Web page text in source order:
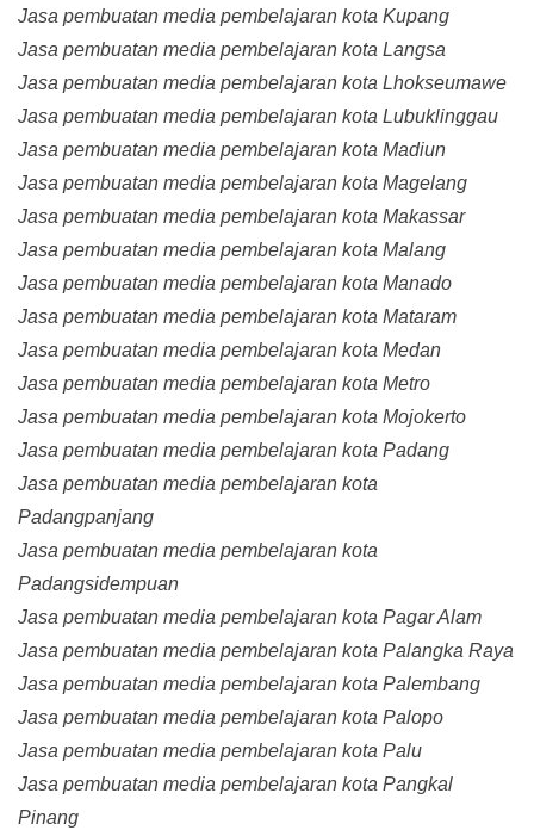
Jasa pembuatan media pembelajaran kota Kupang
Jasa pembuatan media pembelajaran kota Langsa
Jasa pembuatan media pembelajaran kota Lhokseumawe
Jasa pembuatan media pembelajaran kota Lubuklinggau
Jasa pembuatan media pembelajaran kota Madiun
Jasa pembuatan media pembelajaran kota Magelang
Jasa pembuatan media pembelajaran kota Makassar
Jasa pembuatan media pembelajaran kota Malang
Jasa pembuatan media pembelajaran kota Manado
Jasa pembuatan media pembelajaran kota Mataram
Jasa pembuatan media pembelajaran kota Medan
Jasa pembuatan media pembelajaran kota Metro
Jasa pembuatan media pembelajaran kota Mojokerto
Jasa pembuatan media pembelajaran kota Padang
Jasa pembuatan media pembelajaran kota
Padangpanjang
Jasa pembuatan media pembelajaran kota
Padangsidempuan
Jasa pembuatan media pembelajaran kota Pagar Alam
Jasa pembuatan media pembelajaran kota Palangka Raya
Jasa pembuatan media pembelajaran kota Palembang
Jasa pembuatan media pembelajaran kota Palopo
Jasa pembuatan media pembelajaran kota Palu
Jasa pembuatan media pembelajaran kota Pangkal
Pinang